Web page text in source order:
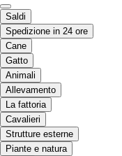
Saldi
Spedizione in 24 ore
Cane
Gatto
Animali
Allevamento
La fattoria
Cavalieri
Strutture esterne
Piante e natura